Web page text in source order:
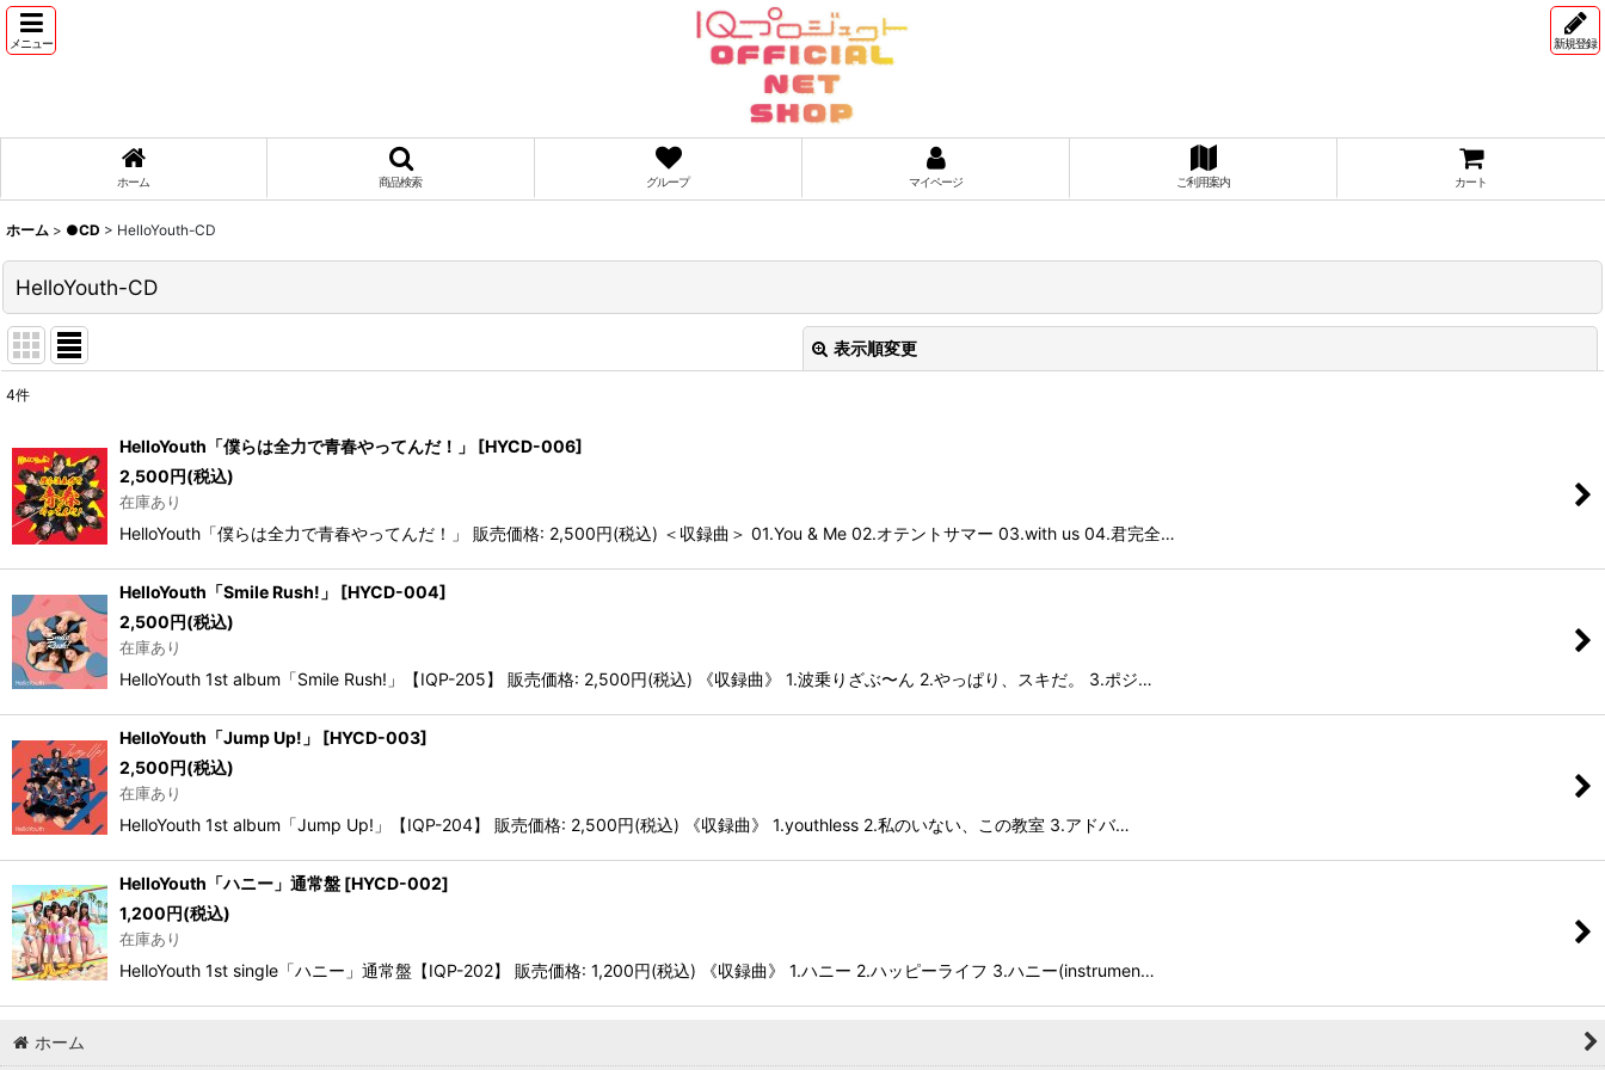
メニュー 新規登録
ホーム 商品検索 グループ マイページ ご利用案内 カート
ホーム > ●CD > HelloYouth-CD
HelloYouth-CD
表示順変更
並び順:
絞り込む
4件
HelloYouth「僕らは全力で青春やってんだ！」 [HYCD-006]
2,500円(税込)
在庫あり
HelloYouth「僕らは全力で青春やってんだ！」 販売価格: 2,500円(税込) ＜収録曲＞ 01.You & Me 02.オテントサマー 03.with us 04.君完全…
HelloYouth「Smile Rush!」 [HYCD-004]
2,500円(税込)
在庫あり
HelloYouth 1st album「Smile Rush!」【IQP-205】 販売価格: 2,500円(税込) 《収録曲》 1.波乗りざぶ〜ん 2.やっぱり、スキだ。 3.ポジ…
HelloYouth「Jump Up!」 [HYCD-003]
2,500円(税込)
在庫あり
HelloYouth 1st album「Jump Up!」【IQP-204】 販売価格: 2,500円(税込) 《収録曲》 1.youthless 2.私のいない、この教室 3.アドバ…
HelloYouth「ハニー」通常盤 [HYCD-002]
1,200円(税込)
在庫あり
HelloYouth 1st single「ハニー」通常盤【IQP-202】 販売価格: 1,200円(税込) 《収録曲》 1.ハニー 2.ハッピーライフ 3.ハニー(instrumen…
ホーム